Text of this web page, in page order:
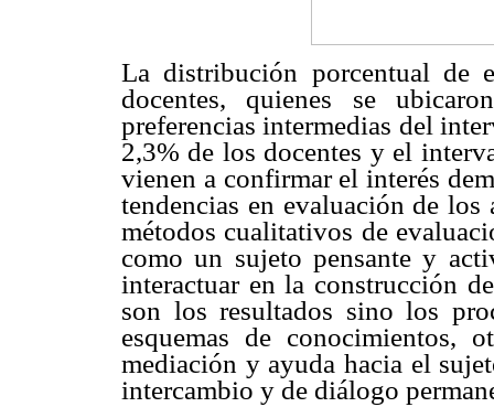
La distribución porcentual de
docentes, quienes se
preferencias intermedias del
2,3% de los docentes y el
vienen a confirmar el interés
tendencias en evaluación de
métodos cualitativos de
como un sujeto pensante y
interactuar en la construcción
son los resultados sino los
esquemas de conocimientos,
mediación y ayuda hacia el
intercambio y de diálogo